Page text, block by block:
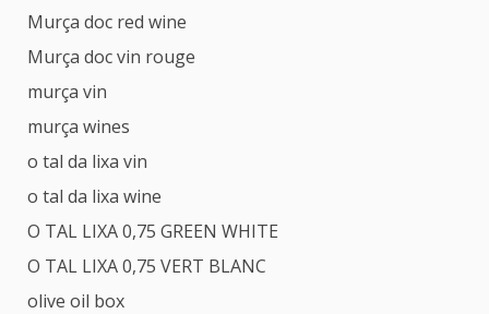
Murça doc red wine
Murça doc vin rouge
murça vin
murça wines
o tal da lixa vin
o tal da lixa wine
O TAL LIXA 0,75 GREEN WHITE
O TAL LIXA 0,75 VERT BLANC
olive oil box